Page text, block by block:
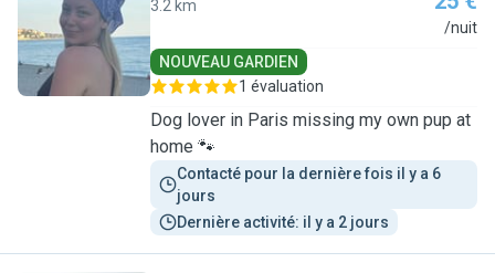
L
3.2 km
/nuit
NOUVEAU GARDIEN
1 évaluation
Dog lover in Paris missing my own pup at
home 🐾
Contacté pour la dernière fois il y a 6
jours
Dernière activité: il y a 2 jours